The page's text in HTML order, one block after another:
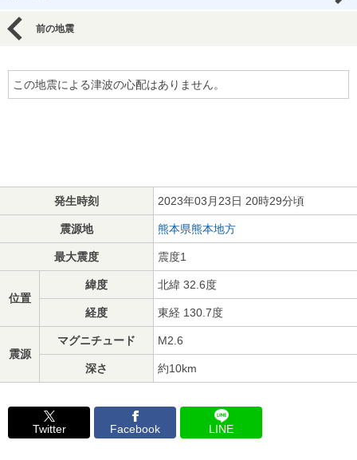
前の地震
この地震による津波の心配はありません。
発生時刻 2023年03月23日 20時29分頃
震源地 熊本県熊本地方
最大震度 震度1
位置
緯度 北緯 32.6度
経度 東経 130.7度
震源
マグニチュード M2.6
深さ 約10km
Twitter Facebook LINE